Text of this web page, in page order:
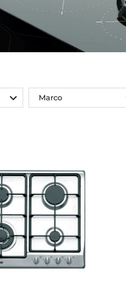
Marco